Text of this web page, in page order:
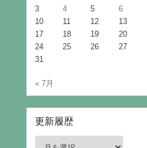
3
4 5 6
10
11 12 13
17
18 19 20
24
25 26 27
31
« 7月
更新履歴